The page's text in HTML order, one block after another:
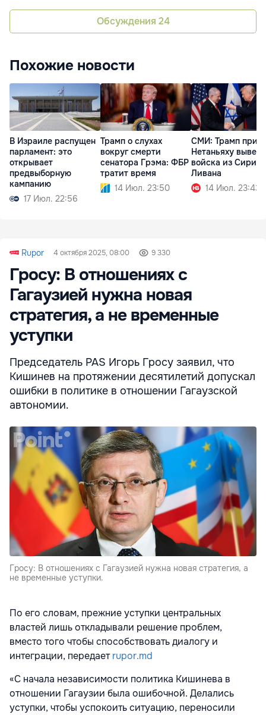
Обсуждения 24
Похожие новости
В Израиле распущен
парламент: это
открывает
предвыборную
кампанию
17 Июл. 22:56
Трамп о слухах
вокруг смерти
сенатора Грэма: ФБР
тратит время
14 Июл. 23:50
СМИ: Трамп
Нетаньяху
войска из Сирии
Ливана
14 Июл. 23:43
Rupor 4 октября 2025, 08:00 9 330
Гросу: В отношениях с
Гагаузией нужна новая
стратегия, а не временные
уступки
Председатель PAS Игорь Гросу заявил, что
Кишинев на протяжении десятилетий допускал
ошибки в политике в отношении Гагаузской
автономии.
Гросу: В отношениях с Гагаузией нужна новая стратегия, а
не временные уступки.
По его словам, прежние уступки центральных
властей лишь откладывали решение проблем,
вместо того чтобы способствовать диалогу и
интеграции, передаетrupor.md
«С начала независимости политика Кишинева в
отношении Гагаузии была ошибочной. Делались
уступки, чтобы успокоить ситуацию, переносили